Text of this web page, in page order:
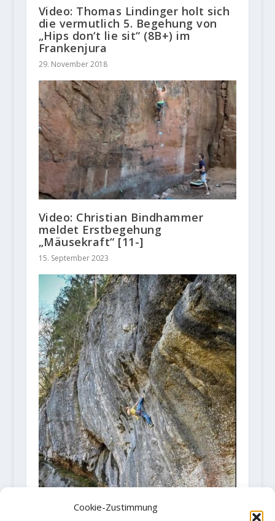
Cookie-Zustimmung
Video: Thomas Lindinger holt sich
die vermutlich 5. Begehung von
„Hips don‘t lie sit“ (8B+) im
Frankenjura
29. November 2018
Video: Christian Bindhammer
meldet Erstbegehung
„Mäusekraft“ [11-]
15. September 2023